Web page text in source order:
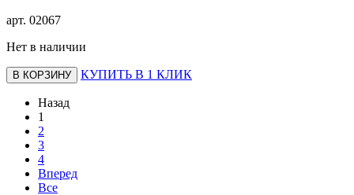
арт. 02067
Нет в наличии
В КОРЗИНУ КУПИТЬ В 1 КЛИК
Назад
1
2
3
4
Вперед
Все